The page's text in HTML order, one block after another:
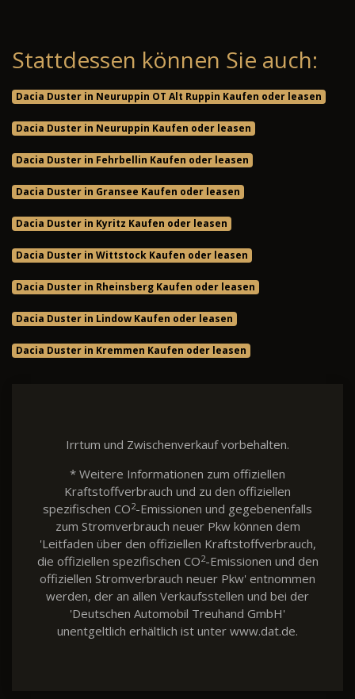
Stattdessen können Sie auch:
Dacia Duster in Neuruppin OT Alt Ruppin Kaufen oder leasen
Dacia Duster in Neuruppin Kaufen oder leasen
Dacia Duster in Fehrbellin Kaufen oder leasen
Dacia Duster in Gransee Kaufen oder leasen
Dacia Duster in Kyritz Kaufen oder leasen
Dacia Duster in Wittstock Kaufen oder leasen
Dacia Duster in Rheinsberg Kaufen oder leasen
Dacia Duster in Lindow Kaufen oder leasen
Dacia Duster in Kremmen Kaufen oder leasen
Irrtum und Zwischenverkauf vorbehalten.
* Weitere Informationen zum offiziellen
Kraftstoffverbrauch und zu den offiziellen
spezifischen CO2-Emissionen und gegebenenfalls
zum Stromverbrauch neuer Pkw können dem
'Leitfaden über den offiziellen Kraftstoffverbrauch,
die offiziellen spezifischen CO2-Emissionen und den
offiziellen Stromverbrauch neuer Pkw' entnommen
werden, der an allen Verkaufsstellen und bei der
'Deutschen Automobil Treuhand GmbH'
unentgeltlich erhältlich ist unter www.dat.de.